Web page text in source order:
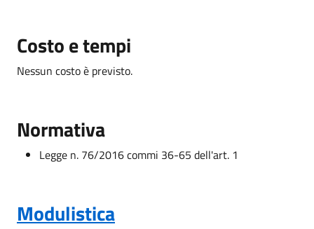
Costo e tempi
Nessun costo è previsto.
Normativa
Legge n. 76/2016 commi 36-65 dell'art. 1
Modulistica